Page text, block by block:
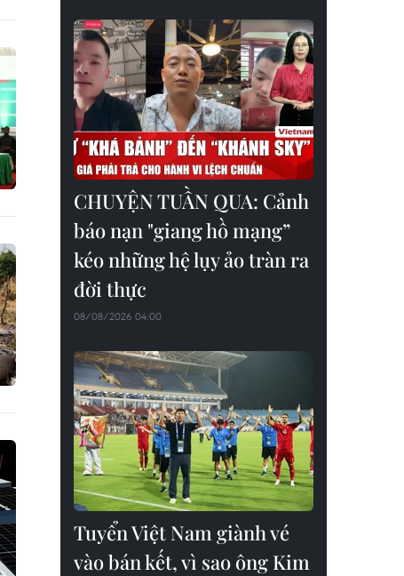
CHUYỆN TUẦN QUA: Cảnh
báo nạn "giang hồ mạng”
kéo những hệ lụy ảo tràn ra
đời thực
08/08/2026 04:00
Tuyển Việt Nam giành vé
vào bán kết, vì sao ông Kim